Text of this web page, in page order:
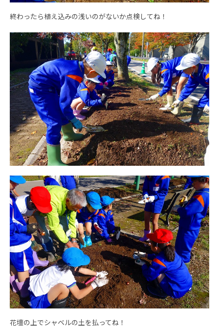
終わったら植え込みの浅いのがないか点検してね！
花壇の上でシャベルの土を払ってね！